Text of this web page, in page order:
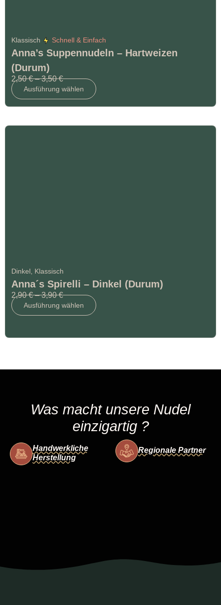
Klassisch Schnell & Einfach
Anna’s Suppennudeln – Hartweizen
(Durum)
2,50€ –3,50€
Ausführung wählen
Dinkel Klassisch
Anna´s Spirelli – Dinkel (Durum)
2,90€ –3,90€
Ausführung wählen
Was macht unsere Nudel
einzigartig ?
Handwerkliche
Herstellung
Regionale Partner